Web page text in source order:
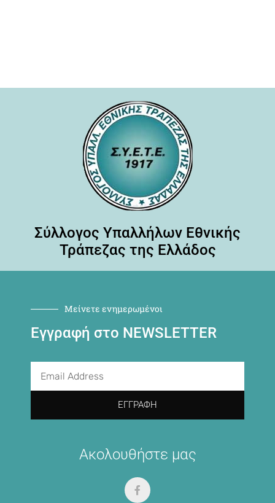
Σύλλογος Υπαλλήλων Εθνικής
Τράπεζας της Ελλάδος
Μείνετε ενημερωμένοι
Εγγραφή στο NEWSLETTER
ΕΓΓΡΑΦΉ
Ακολουθήστε μας